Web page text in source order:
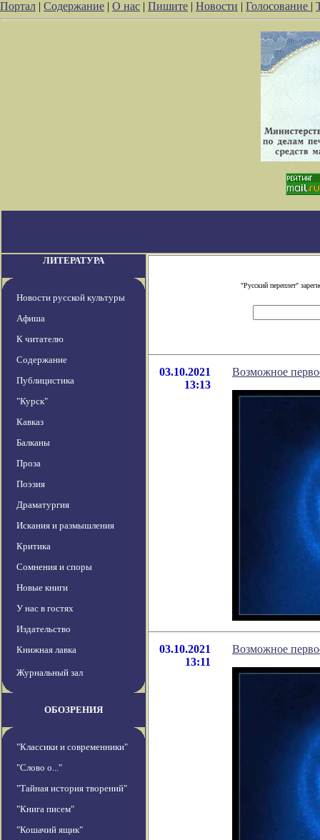
Портал | Содержание | О нас | Пишите | Новости | Голосование |
ЛИТЕРАТУРА
Новости русской культуры
Афиша
К читателю
Содержание
Публицистика
"Курск"
Кавказ
Балканы
Проза
Поэзия
Драматургия
Искания и размышления
Критика
Сомнения и споры
Новые книги
У нас в гостях
Издательство
Книжная лавка
Журнальный зал
ОБОЗРЕНИЯ
"Классики и современники"
"Слово о..."
"Тайная история творений"
"Книга писем"
"Кошачий ящик"
"Русский переплет"
03.10.2021
13:13
Возможное
03.10.2021
13:11
Возможное